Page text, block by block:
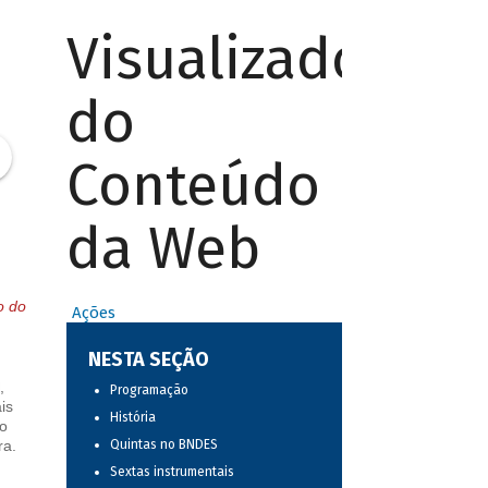
do
Visualizador
do
Conteúdo
da Web
Ações
NESTA SEÇÃO
Programação
História
Quintas no BNDES
Sextas instrumentais